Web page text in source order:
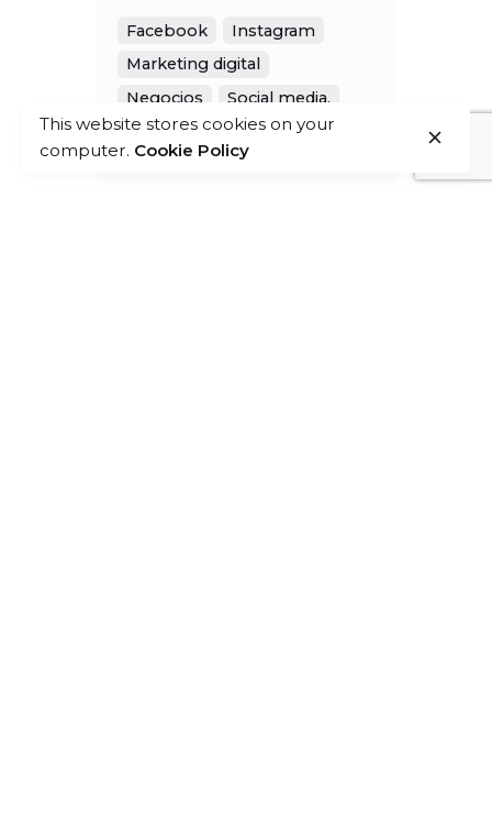
Facebook
Instagram
Marketing digital
Negocios
Social media.
Twitter
This website stores cookies on your
computer. Cookie Policy